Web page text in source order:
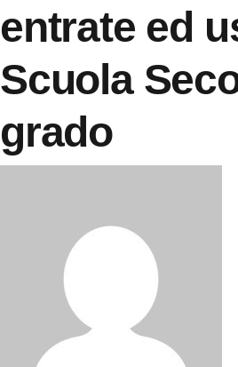
entrate ed
Scuola
grado